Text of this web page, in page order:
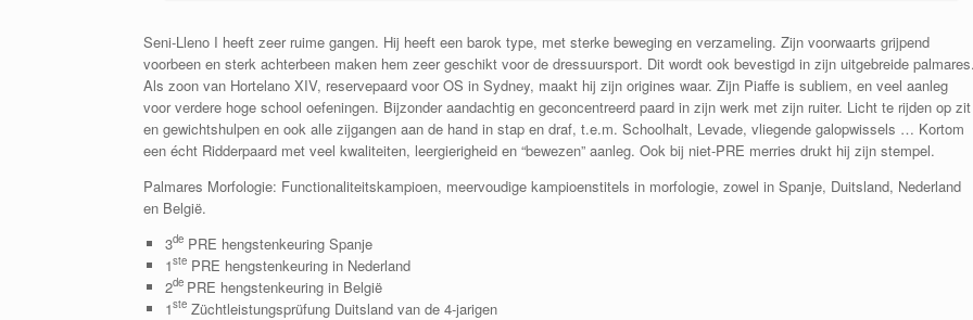
Seni-Lleno I heeft zeer ruime gangen. Hij heeft een barok type, met sterke beweging en verzameling. Zijn voorwaarts grijpend
voorbeen en sterk achterbeen maken hem zeer geschikt voor de dressuursport. Dit wordt ook bevestigd in zijn uitgebreide
Als zoon van Hortelano XIV, reservepaard voor OS in Sydney, maakt hij zijn origines waar. Zijn Piaffe is subliem, en veel aanleg
voor verdere hoge school oefeningen. Bijzonder aandachtig en geconcentreerd paard in zijn werk met zijn ruiter. Licht te rijden op zit
en gewichtshulpen en ook alle zijgangen aan de hand in stap en draf, t.e.m. Schoolhalt, Levade, vliegende galopwissels … Kortom
een écht Ridderpaard met veel kwaliteiten, leergierigheid en “bewezen” aanleg. Ook bij niet-PRE merries drukt hij zijn stempel.
Palmares Morfologie: Functionaliteitskampioen, meervoudige kampioenstitels in morfologie, zowel in Spanje, Duitsland, Nederland
en België.
3dePRE hengstenkeuring Spanje
1stePRE hengstenkeuring in Nederland
2de PRE hengstenkeuring in België
1steZüchtleistungsprüfung Duitsland van de 4-jarigen